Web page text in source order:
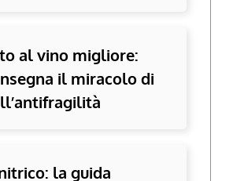
al vino migliore:
il miracolo di
la guida